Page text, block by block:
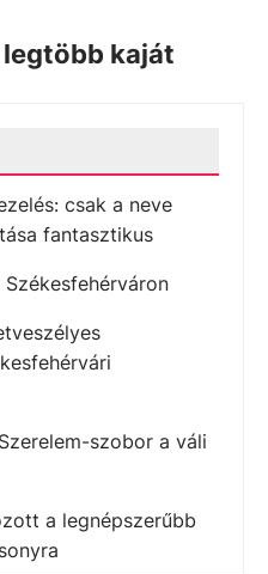
legtöbb kaját
csak a neve
fantasztikus
szobor a váli
a legnépszerűbb